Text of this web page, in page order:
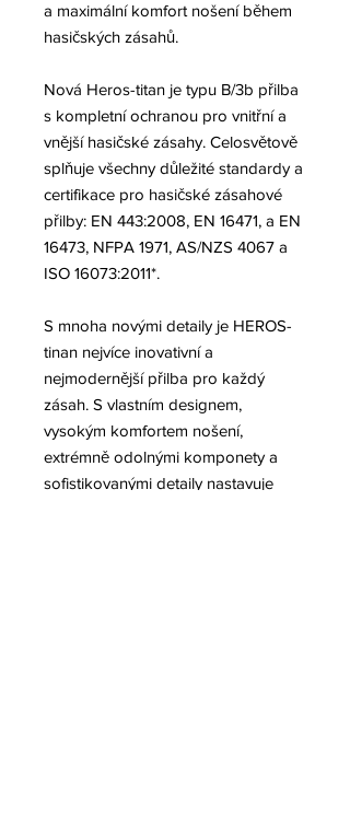
a maximální komfort nošení během
hasičských zásahů.
Nová Heros-titan je typu B/3b přilba
s kompletní ochranou pro vnitřní a
vnější hasičské zásahy. Celosvětově
splňuje všechny důležité standardy a
certifikace pro hasičské zásahové
přilby: EN 443:2008, EN 16471, a EN
16473, NFPA 1971, AS/NZS 4067 a
ISO 16073:2011*.
S mnoha novými detaily je HEROS-
tinan nejvíce inovativní a
nejmodernější přilba pro každý
zásah. S vlastním designem,
vysokým komfortem nošení,
extrémně odolnými komponety a
sofistikovanými detaily nastavuje